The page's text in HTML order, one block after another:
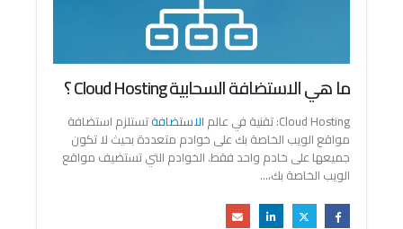
ما هي الاستضافة السحابية Cloud Hosting ؟
Cloud Hosting: تقنية في عالم الاستضافةتستلزم استضافة
مواقع الويب الخاصة بك على خوادم متعددة بحيث لا تكون
جميعها على خادم واحد فقط. الخوادم التي تستضيف مواقع
الويب الخاصة بك،...